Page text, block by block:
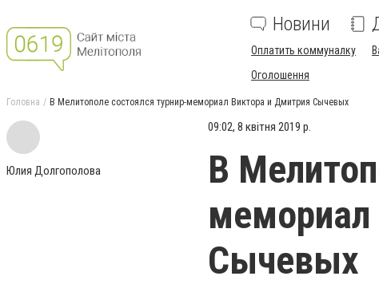
Новини
Оплатить коммуналку
Оголошення
Головна В Мелитополе состоялся турнир-мемориал Виктора и Дмитрия Сычевых
Юлия Долгополова
09:02, 8 квітня 2019 р.
В
мемориал
Сычевых